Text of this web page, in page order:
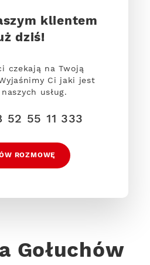
klientem
dziś!
czekają na Twoją
Ci jaki jest
usług.
52 55 11 333
ROZMOWĘ
Gołuchów